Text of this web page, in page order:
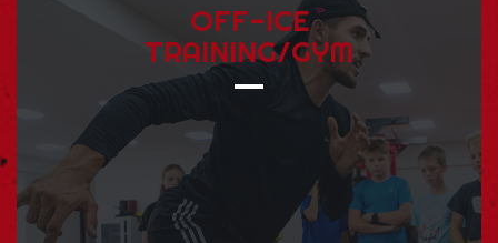
OFF-ICE
TRAINING/GYM